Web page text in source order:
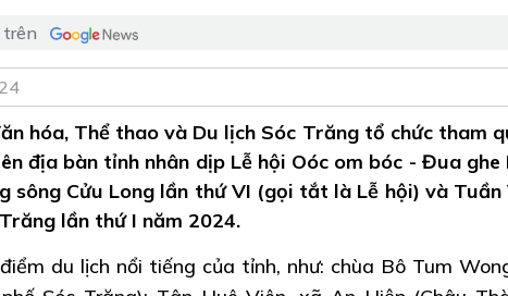
trên
hóa, Thể thao và Du lịch Sóc Trăng tổ chức tham
địa bàn tỉnh nhân dịp Lễ hội Oóc om bóc - Đua ghe
sông Cửu Long lần thứ VI (gọi tắt là Lễ hội) và Tuần
lần thứ I năm 2024.
du lịch nổi tiếng của tỉnh, như: chùa Bô Tum